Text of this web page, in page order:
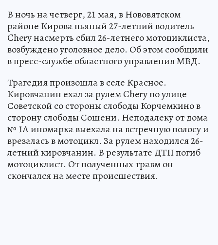
В ночь на четверг, 21 мая, в Нововятском
районе Кирова пьяный 27-летний водитель
Chery насмерть сбил 26-летнего мотоциклиста,
возбуждено уголовное дело. Об этом сообщили
в пресс-службе областного управления МВД.
Трагедия произошла в селе Красное.
Кировчанин ехал за рулем Chery по улице
Советской со стороны слободы Корчемкино в
сторону слободы Сошени. Неподалеку от дома
№ 1А иномарка выехала на встречную полосу и
врезалась в мотоцикл. За рулем находился 26-
летний кировчанин. В результате ДТП погиб
мотоциклист. От полученных травм он
скончался на месте происшествия.